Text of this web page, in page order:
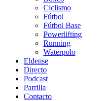
Ciclismo
Fútbol
Fútbol Base
Powerlifting
Running
Waterpolo
Eldense
Directo
Podcast
Parrilla
Contacto